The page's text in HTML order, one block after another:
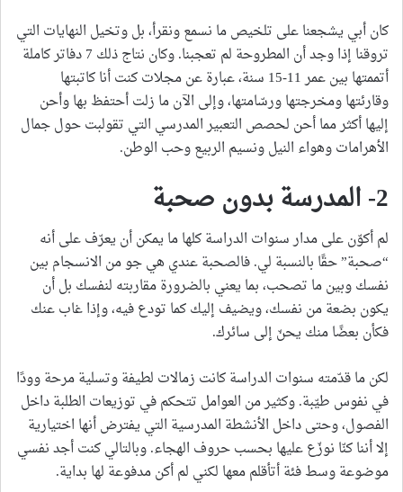
كان أبي يشجعنا على تلخيص ما نسمع ونقرأ، بل وتخيل النهايات التي
تروقنا إذا وجد أن المطروحة لم تعجبنا. وكان نتاج ذلك 7 دفاتر كاملة
أتممتها بين عمر 11-15 سنة، عبارة عن مجلات كنت أنا كاتبتها
وقارئتها ومخرجتها ورسّامتها، وإلى الآن ما زلت أحتفظ بها وأحن
إليها أكثر مما أحن لحصص التعبير المدرسي التي تقولبت حول جمال
الأهرامات وهواء النيل ونسيم الربيع وحب الوطن.
2- المدرسة بدون صحبة
لم أكوّن على مدار سنوات الدراسة كلها ما يمكن أن يعرّف على أنه
“صحبة” حقًا بالنسبة لي. فالصحبة عندي هي جو من الانسجام بين
نفسك وبين ما تصحب، بما يعني بالضرورة مقاربته لنفسك بل أن
يكون بضعة من نفسك، ويضيف إليك كما تودع فيه، وإذا غاب عنك
فكأن بعضًا منك يحنّ إلى سائرك.
لكن ما قدّمته سنوات الدراسة كانت زمالات لطيفة وتسلية مرحة وودًا
في نفوس طيّبة. وكثير من العوامل تتحكم في توزيعات الطلبة داخل
الفصول، وحتى داخل الأنشطة المدرسية التي يفترض أنها اختيارية
إلا أننا كنّا نوزّع عليها بحسب حروف الهجاء. وبالتالي كنت أجد نفسي
موضوعة وسط فئة أتأقلم معها لكني لم أكن مدفوعة لها بداية.